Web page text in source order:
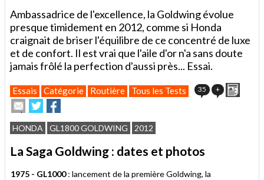
Ambassadrice de l'excellence, la Goldwing évolue
presque timidement en 2012, comme si Honda
craignait de briser l'équilibre de ce concentré de luxe
et de confort. Il est vrai que l'aile d'or n'a sans doute
jamais frôlé la perfection d'aussi près... Essai.
Essais Catégorie Routière Tous les Tests 35 +
Envoyer
cet
article
à
ami
Partager
sur
Twitter
sur
Facebook
HONDA GL1800 GOLDWING 2012
La Saga Goldwing : dates et photos
1975 - GL1000: lancement de la première Goldwing, la